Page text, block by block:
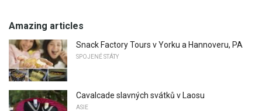
Amazing articles
Snack Factory Tours v Yorku a Hannoveru, PA
SPOJENÉ STÁTY
Cavalcade slavných svátků v Laosu
ASIE